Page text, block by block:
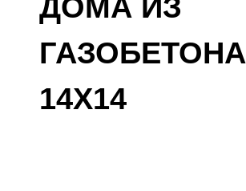
ДОМА ИЗ
ГАЗОБЕТОНА
14X14